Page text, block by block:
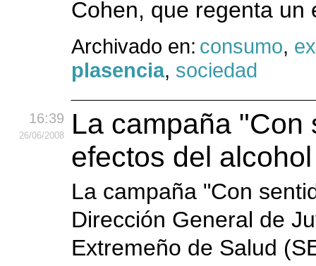
Cohen, que regenta
Archivado en: consumo,
plasencia, sociedad
16:39
26/06/2008
La campaña "Con
efectos del
La campaña "Con
Dirección General de
Extremeño de Salud